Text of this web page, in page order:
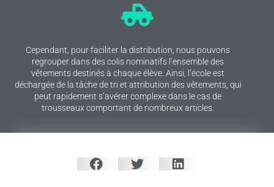
Cependant, pour faciliter la distribution, nous pouvons
regrouper dans des colis nominatifs l’ensemble des
vêtements destinés à chaque élève. Ainsi, l’école est
déchargée de la tâche de tri et attribution des vêtements, qui
peut rapidement s’avérer complexe dans le cas de
trousseaux comportant de nombreux articles.